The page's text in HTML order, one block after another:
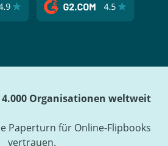
Organisationen weltweit